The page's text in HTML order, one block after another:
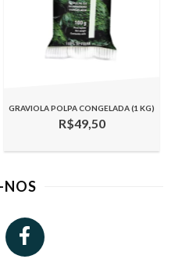
GRAVIOLA POLPA CONGELADA (1 KG)
R$49,50
NOS